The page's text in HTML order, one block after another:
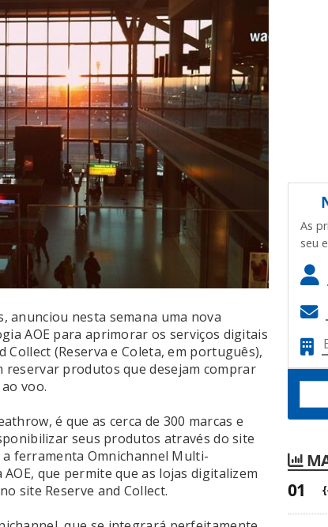
anunciou nesta semana uma nova
AOE para aprimorar os serviços digitais
(Reserva e Coleta, em português),
reservar produtos que desejam comprar
voo.
é que as cerca de 300 marcas e
seus produtos através do site
ferramenta Omnichannel Multi-
que permite que as lojas digitalizem
site Reserve and Collect.
As
seu